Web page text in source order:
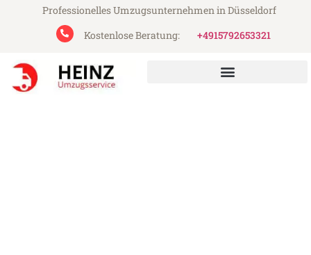
Professionelles Umzugsunternehmen in Düsseldorf
Kostenlose Beratung:
+4915792653321